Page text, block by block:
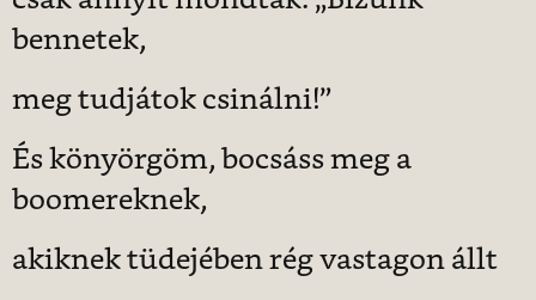
bennetek,
meg tudjátok csinálni!”
És könyörgöm, bocsáss meg a
boomereknek,
akiknek tüdejében rég vastagon állt